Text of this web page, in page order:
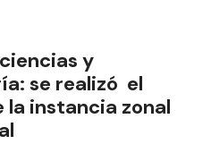
y
se realizó el
la instancia zonal